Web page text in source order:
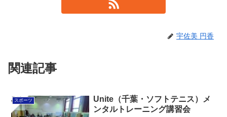
宇佐美 円香
関連記事
スポーツ
Unite（千葉・ソフトテニス）メ
ンタルトレーニング講習会